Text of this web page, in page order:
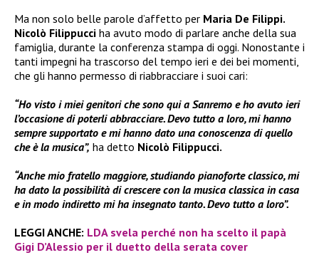
Ma non solo belle parole d’affetto per Maria De Filippi.
Nicolò Filippucci ha avuto modo di parlare anche della sua
famiglia, durante la conferenza stampa di oggi. Nonostante i
tanti impegni ha trascorso del tempo ieri e dei bei momenti,
che gli hanno permesso di riabbracciare i suoi cari:
“Ho visto i miei genitori che sono qui a Sanremo e ho avuto ieri
l’occasione di poterli abbracciare. Devo tutto a loro, mi hanno
sempre supportato e mi hanno dato una conoscenza di quello
che è la musica”, ha detto Nicolò Filippucci.
“Anche mio fratello maggiore, studiando pianoforte classico, mi
ha dato la possibilità di crescere con la musica classica in casa
e in modo indiretto mi ha insegnato tanto. Devo tutto a loro”.
LEGGI ANCHE: LDA svela perché non ha scelto il papà
Gigi D’Alessio per il duetto della serata cover